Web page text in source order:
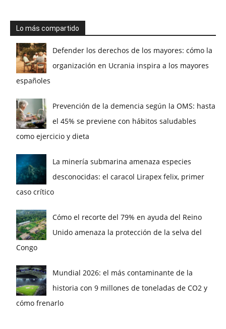
Lo más compartido
Defender los derechos de los mayores: cómo la
organización en Ucrania inspira a los mayores
españoles
Prevención de la demencia según la OMS: hasta
el 45% se previene con hábitos saludables
como ejercicio y dieta
La minería submarina amenaza especies
desconocidas: el caracol Lirapex felix, primer
caso crítico
Cómo el recorte del 79% en ayuda del Reino
Unido amenaza la protección de la selva del
Congo
Mundial 2026: el más contaminante de la
historia con 9 millones de toneladas de CO2 y
cómo frenarlo